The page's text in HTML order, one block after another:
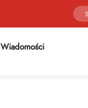
Wiadomości